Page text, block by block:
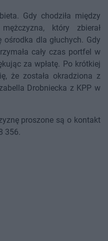
Gdy chodziła między
który zbierał
dla głuchych. Gdy
cały czas portfel w
za wpłatę. Po krótkiej
że została okradziona z
Drobniecka z KPP w
proszone są o kontakt
356.